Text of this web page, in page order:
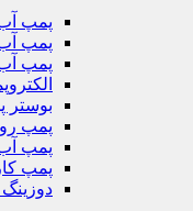
پمپ
پمپ
پمپ
بوستر
پمپ
پمپ
پمپ